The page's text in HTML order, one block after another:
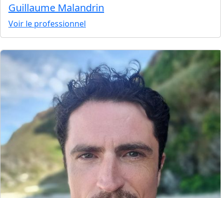
Guillaume Malandrin
Voir le professionnel